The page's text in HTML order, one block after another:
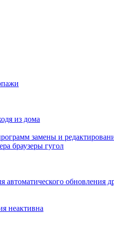
из дома
замены и
браузеры гугол
автоматического обновления
неактивна